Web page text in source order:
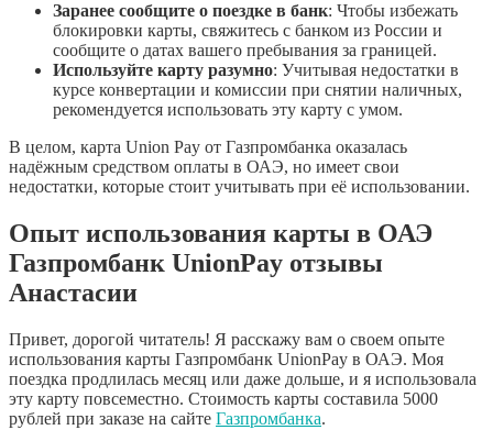
Заранее сообщите о поездке в банк: Чтобы избежать
блокировки карты, свяжитесь с банком из России и
сообщите о датах вашего пребывания за границей.
Используйте карту разумно: Учитывая недостатки в
курсе конвертации и комиссии при снятии наличных,
рекомендуется использовать эту карту с умом.
В целом, карта Union Pay от Газпромбанка оказалась
надёжным средством оплаты в ОАЭ, но имеет свои
недостатки, которые стоит учитывать при её использовании.
Опыт использования карты в ОАЭ
Газпромбанк UnionPay отзывы
Анастасии
Привет, дорогой читатель! Я расскажу вам о своем опыте
использования карты Газпромбанк UnionPay в ОАЭ. Моя
поездка продлилась месяц или даже дольше, и я использовала
эту карту повсеместно. Стоимость карты составила 5000
рублей при заказе на сайте Газпромбанка.